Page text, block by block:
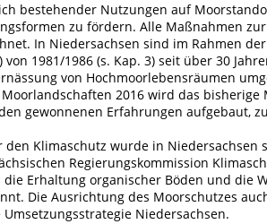
bestehender Nutzungen auf
zu fördern. Alle Maßnahmen
In Niedersachsen sind im Rahmen
von 1981/1986 (s. Kap. 3) seit über 30
von Hochmoorlebensräumen
2016 wird das bisherige
gewonnenen Erfahrungen aufgebaut,
Klimaschutz wurde in Niedersachsen
Regierungskommission
Erhaltung organischer Böden und die
Die Ausrichtung des Moorschutzes
Niedersachsen.